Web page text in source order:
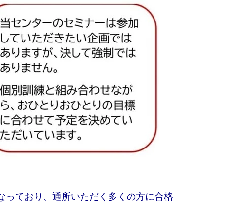
ており、通所いただく多くの方に合格